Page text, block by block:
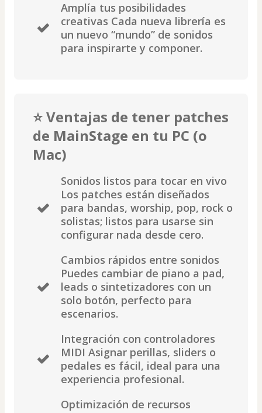
Amplía tus posibilidades
creativas Cada nueva librería es
un nuevo “mundo” de sonidos
para inspirarte y componer.
⭐ Ventajas de tener patches
de MainStage en tu PC (o
Mac)
Sonidos listos para tocar en vivo
Los patches están diseñados
para bandas, worship, pop, rock o
solistas; listos para usarse sin
configurar nada desde cero.
Cambios rápidos entre sonidos
Puedes cambiar de piano a pad,
leads o sintetizadores con un
solo botón, perfecto para
escenarios.
Integración con controladores
MIDI Asignar perillas, sliders o
pedales es fácil, ideal para una
experiencia profesional.
Optimización de recursos